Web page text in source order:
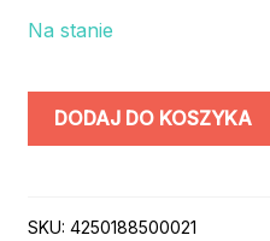
Na stanie
ilość
DAVE
DODAJ DO KOSZYKA
SKU: 4250188500021